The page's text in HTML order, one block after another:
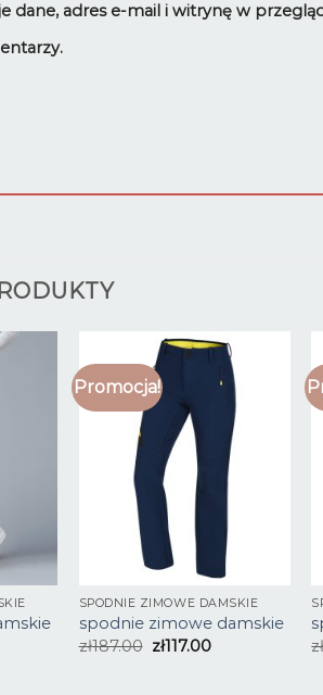
dane, adres e-mail i witrynę w
Promocja!
SPODNIE ZIMOWE DAMSKIE
spodnie zimowe damskie
zł187.00 zł117.00